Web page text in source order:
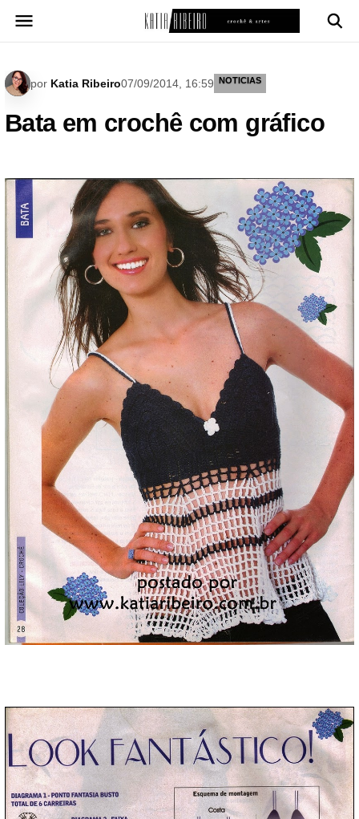
para
por Katia Ribeiro07/09/2014, 16:59 NOTICIAS
Bata em crochê com gráfico